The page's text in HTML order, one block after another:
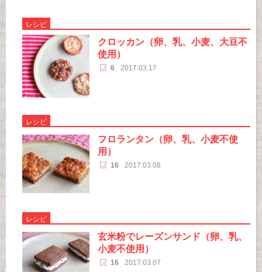
レシピ
クロッカン（卵、乳、小麦、大豆不
使用）
6 2017.03.17
レシピ
フロランタン（卵、乳、小麦不使
用）
16 2017.03.08
レシピ
玄米粉でレーズンサンド（卵、乳、
小麦不使用）
16 2017.03.07